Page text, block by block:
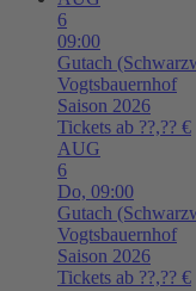
6
09:00
Gutach
Vogtsbauernhof
Saison 2026
Tickets ab ??,?? €
AUG
6
Do, 09:00
Gutach
Vogtsbauernhof
Saison 2026
Tickets ab ??,?? €